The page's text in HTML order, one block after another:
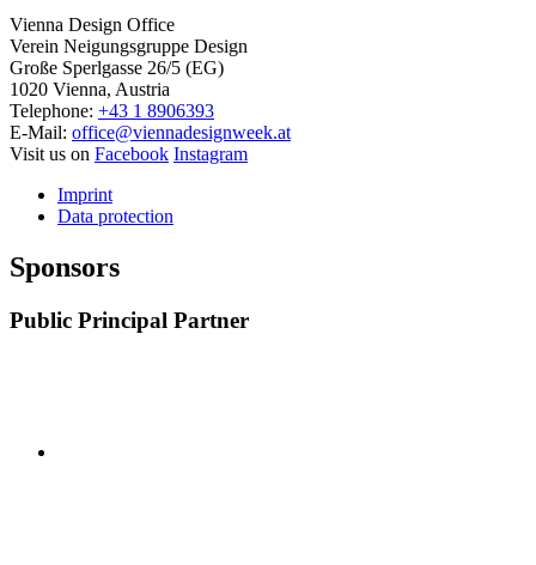
Vienna Design Office
Verein Neigungsgruppe Design
Große Sperlgasse 26/5 (EG)
1020 Vienna, Austria
Telephone: +43 1 8906393
E-Mail: office@viennadesignweek.at
Visit us on Facebook Instagram
Imprint
Data protection
Sponsors
Public Principal Partner